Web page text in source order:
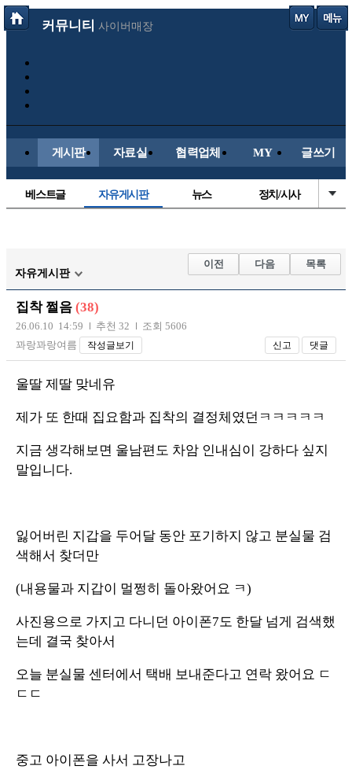
커뮤니티 사이버매장
게시판 자료실 협력업체 MY 글쓰기
베스트글 자유게시판 뉴스 정치/시사
해외축구
국내축구
자유게시판
이전 다음 목록
집착 쩔음 (38)
26.06.10 14:59 추천 32
조회 5606
꽈랑꽈랑여름
작성글보기 신고 댓글
울딸 제딸 맞네유
제가 또 한때 집요함과 집착의 결정체였던ㅋㅋㅋㅋㅋ
지금 생각해보면 울남편도 차암 인내심이 강하다 싶지
말입니다.
잃어버린 지갑을 두어달 동안 포기하지 않고 분실물 검
색해서 찾더만
(내용물과 지갑이 멀쩡히 돌아왔어요 ㅋ)
사진용으로 가지고 다니던 아이폰7도 한달 넘게 검색했
는데 결국 찾아서
오늘 분실물 센터에서 택배 보내준다고 연락 왔어요 ㄷ
ㄷㄷ
중고 아이폰을 사서 고장나고